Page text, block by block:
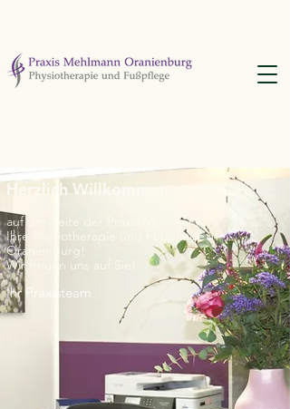
Herzlich Willkommen
auf der Seite der Praxis Mehlmann
Ihre Physiotherapie und Fußpflegein
Oranienburg!
Wir freuen uns auf Sie!
Ihr Praxisteam